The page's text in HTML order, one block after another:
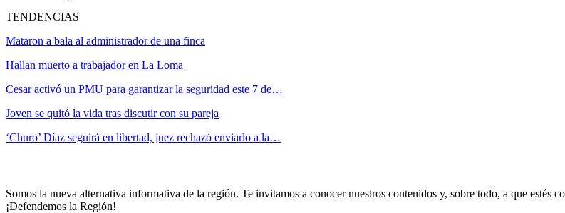
TENDENCIAS
Mataron a bala al administrador de una finca
Hallan muerto a trabajador en La Loma
Cesar activó un PMU para garantizar la seguridad este 7 de…
Joven se quitó la vida tras discutir con su pareja
‘Churo’ Díaz seguirá en libertad, juez rechazó enviarlo a la…
Somos la nueva alternativa informativa de la región. Te invitamos a conocer nuestros contenidos y, sobre todo, a que estés
¡Defendemos la Región!